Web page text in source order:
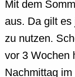
Mit dem
aus. Da gilt
zu nutzen.
vor 3 Wochen
Nachmittag